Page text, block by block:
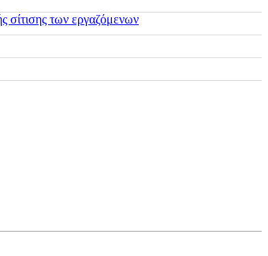
σίτισης των εργαζόμενων